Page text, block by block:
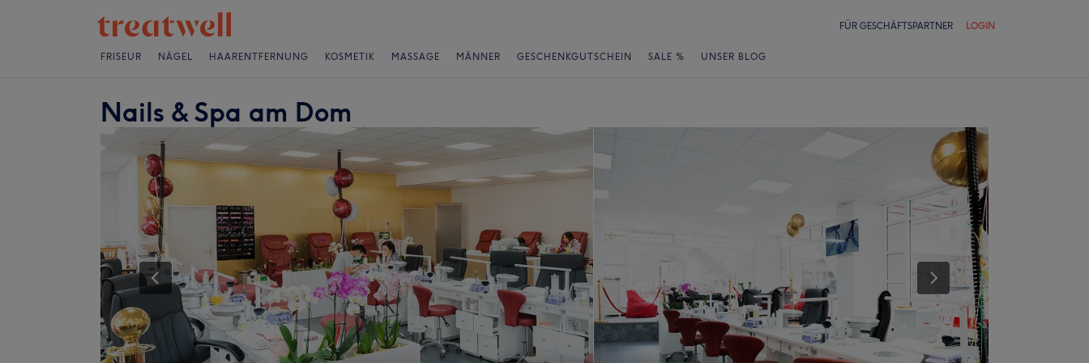
FÜR GESCHÄFTSPARTNER LOGIN
FRISEUR NÄGEL HAARENTFERNUNG KOSMETIK MASSAGE MÄNNER GESCHENKGUTSCHEIN SALE % UNSER BLOG
Nails & Spa am Dom